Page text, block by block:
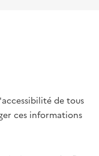
de tous
ces informations